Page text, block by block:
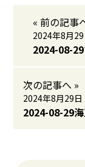
« 前の記事
2024年8月29
2024-08-
次の記事へ »
2024年8月29日
2024-08-29